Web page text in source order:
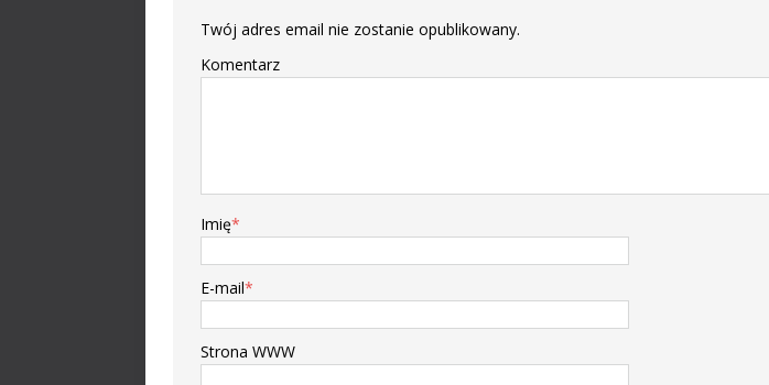
Twój adres email nie zostanie opublikowany.
Komentarz
Imię*
E-mail*
Strona WWW